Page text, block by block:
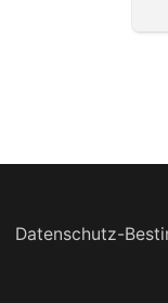
Datenschutz-